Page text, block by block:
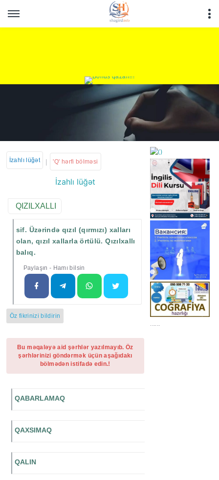
İzahlı lüğət | 'Q' hərfi bölməsi
İzahlı lüğət
QIZILXALLI
sif. Üzərində qızıl (qırmızı) xalları
olan, qızıl xallarla örtülü. Qızılxallı
balıq.
Paylaşın - Hamı bilsin
Öz fikrinizi bildirin
Bu məqaləyə aid şərhlər yazılmayıb. Öz
şərhlərinizi göndərmək üçün aşağıdakı
bölmədən istifadə edin.!
QABARLAMAQ
QAXSIMAQ
QALIN
https://wa.me/
......